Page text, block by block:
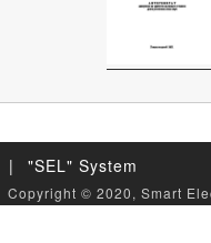
| "SEL" System
Copyright © 2020, Smart